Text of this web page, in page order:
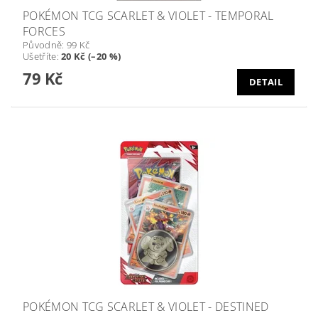
POKÉMON TCG SCARLET & VIOLET - TEMPORAL
FORCES
Původně: 99 Kč
Ušetříte:20 Kč (–20 %)
79 Kč DETAIL
POKÉMON TCG SCARLET & VIOLET - DESTINED